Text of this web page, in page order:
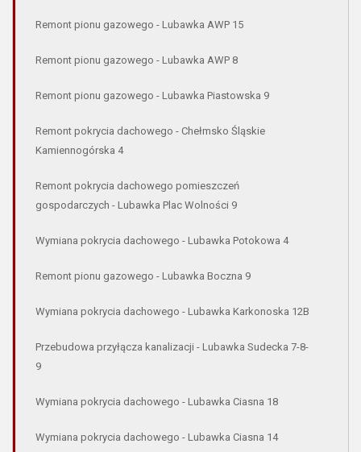
Remont pionu gazowego - Lubawka AWP 15
Remont pionu gazowego - Lubawka AWP 8
Remont pionu gazowego - Lubawka Piastowska 9
Remont pokrycia dachowego - Chełmsko Śląskie
Kamiennogórska 4
Remont pokrycia dachowego pomieszczeń
gospodarczych - Lubawka Plac Wolności 9
Wymiana pokrycia dachowego - Lubawka Potokowa 4
Remont pionu gazowego - Lubawka Boczna 9
Wymiana pokrycia dachowego - Lubawka Karkonoska 12B
Przebudowa przyłącza kanalizacji - Lubawka Sudecka 7-8-
9
Wymiana pokrycia dachowego - Lubawka Ciasna 18
Wymiana pokrycia dachowego - Lubawka Ciasna 14